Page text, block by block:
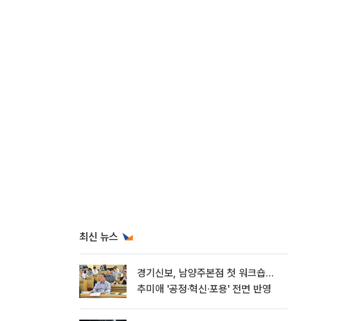
최신 뉴스
경기신보, 남양주본점 첫 워크숍…
추미애 '공정·혁신·포용' 전면 반영